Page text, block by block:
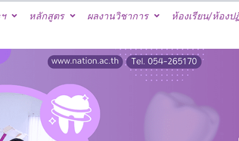
หลักสูตร ผลงานวิชาการ ห้องเรียน/ห้องป